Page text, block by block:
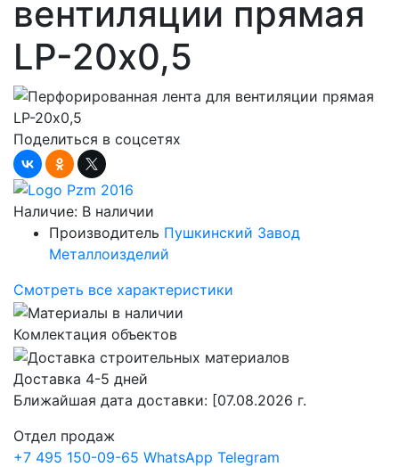
вентиляции прямая
LP-20х0,5
Поделиться в соцсетях
Наличие: В наличии
Производитель Пушкинский Завод
Металлоизделий
Смотреть все характеристики
Комлектация объектов
Доставка 4-5 дней
Ближайшая дата доставки: [07.08.2026 г.
Отдел продаж
+7 495 150-09-65 WhatsApp Telegram